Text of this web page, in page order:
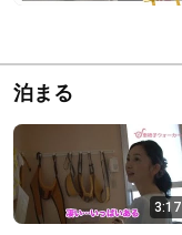
泊まる
3:17